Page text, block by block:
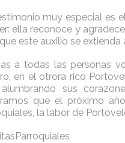
muy especial es
ella reconoce y
este auxilio se
a todas las personas
en el otrora rico
sus
que el próximo
la labor de